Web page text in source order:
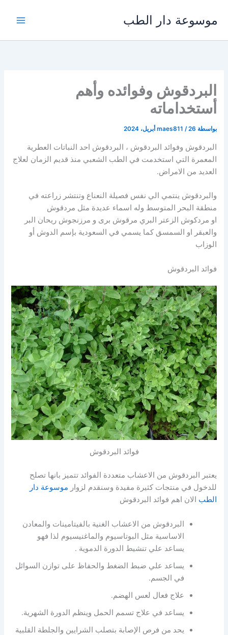
المحتوى
موسوعة دار الطب
البردقوش وفوائده وأهم
أستخداماته
بواسطة maes811 /26 أبريل، 2024
البردقوش وفوائد البردقوش ، البردقوش احد النباتات العطرية
المعمرة التي استخدمت في الطب الشعبي منذ قديم الزمان لعلاج
العديد من الامراض.
والبردقوش ينتمي الي نفس فصيلة النعناع وتنتشر زراعته في
منطقة البحر المتوسط وله اسماء عديدة مثل مردقوش
او مردكوش الزعتر البري مرقوش برى و مرزنجوش ريحان البر
والعبقر او السمسق كما يسمي في السعودية بإسم الدوش أو
الوزاب
فوائد البردقوش
فوائد البردقوش
يعتبر البردقوش من الاعشاب متعددة الفوائد تتميز بانها تصلح
للدخول في منتجات كثيرة مفيدة وسنقدم لزوار موسوعة دار
الطب الان اهم فوائد البردقوش
البردقوش من الاعشاب الغنية بالفيتامينات والمعادن
الاساسية مثل البوتاسيوم والماغنيسيوم لذا فهو
يساعد علي تنشيط الدورة الدموية .
يساعد علي ضبط الضغط والحفاظ على توازن السوائل
في الجسم.
علاج فعال لعس الهضم.
يساعد في علاج تسمم الحمل وينظم الدورة الشهرية.
يحد من فرص الإصابة بتصلب الشرايين والجلطة القلبية